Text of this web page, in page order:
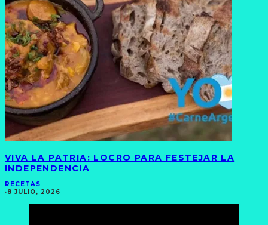
VIVA LA PATRIA: LOCRO PARA FESTEJAR LA
INDEPENDENCIA
RECETAS
·8 JULIO, 2026